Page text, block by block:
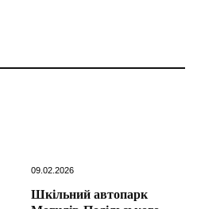
09.02.2026
Шкільний автопарк